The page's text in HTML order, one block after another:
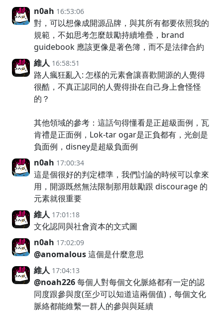
n0ah 16:53:06
對，可以想像成開源品牌，與其所有都要依照我的
規範，不如思考怎麼鼓勵持續堆疊，brand
guidebook 應該更像是著色簿，而不是法律合約
維人 16:58:51
路人瘋狂亂入: 怎樣的元素會讓喜歡開源的人覺得
很酷，不真正認同的人覺得掛在自己身上會怪怪
的？
其他領域的參考：這話句得懂看是正超級面例，瓦
肯禮是正面例，Lok-tar ogar是正負都有，光劍是
負面例，disney是超級負面例
n0ah 17:00:34
這是個很好的判定標準，我們討論的時候可以拿來
用，開源既然無法限制那用鼓勵跟 discourage 的
元素就很重要
維人 17:01:18
文化認同與社會資本的文式圖
n0ah 17:02:09
@anomalous這個是什麼意思
維人 17:04:13
@noah226每個人對每個文化脈絡都有一定的認
同度跟參與度(至少可以知道這兩個值)，每個文化
脈絡都能維繫一群人的參與與延續